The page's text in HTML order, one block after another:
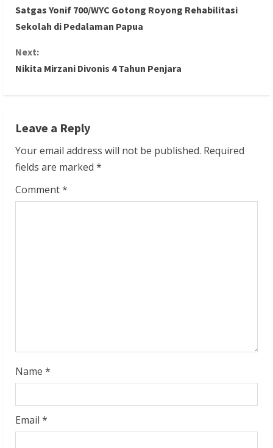
o
n
t
n
u
e
R
g
Satgas Yonif 700/WYC Gotong Royong Rehabilitasi
Sekolah di Pedalaman Papua
Next:
Nikita Mirzani Divonis 4 Tahun Penjara
Leave a Reply
Your email address will not be published. Required
fields are marked *
Comment*
Name *
Email *